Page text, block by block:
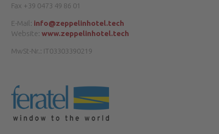
Fax +39 0473 49 86 01
E-Mail: info@zeppelinhotel.tech
Website:www.zeppelinhotel.tech
MwSt-Nr.: IT03303390219